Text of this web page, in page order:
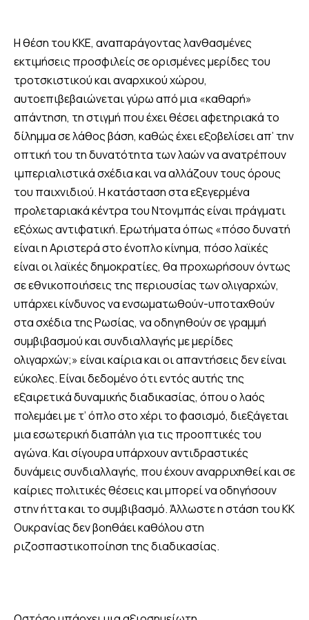
Η θέση του ΚΚΕ, αναπαράγοντας λανθασμένες
εκτιμήσεις προσφιλείς σε ορισμένες μερίδες του
τροτσκιστικού και αναρχικού χώρου,
αυτοεπιβεβαιώνεται γύρω από μια «καθαρή»
απάντηση, τη στιγμή που έχει θέσει αφετηριακά το
δίλημμα σε λάθος βάση, καθώς έχει εξοβελίσει απ’ την
οπτική του τη δυνατότητα των λαών να ανατρέπουν
ιμπεριαλιστικά σχέδια και να αλλάζουν τους όρους
του παιχνιδιού. Η κατάσταση στα εξεγερμένα
προλεταριακά κέντρα του Ντονμπάς είναι πράγματι
εξόχως αντιφατική. Ερωτήματα όπως «πόσο δυνατή
είναι η Αριστερά στο ένοπλο κίνημα, πόσο λαϊκές
είναι οι λαϊκές δημοκρατίες, θα προχωρήσουν όντως
σε εθνικοποιήσεις της περιουσίας των ολιγαρχών,
υπάρχει κίνδυνος να ενσωματωθούν-υποταχθούν
στα σχέδια της Ρωσίας, να οδηγηθούν σε γραμμή
συμβιβασμού και συνδιαλλαγής με μερίδες
ολιγαρχών;» είναι καίρια και οι απαντήσεις δεν είναι
εύκολες. Είναι δεδομένο ότι εντός αυτής της
εξαιρετικά δυναμικής διαδικασίας, όπου ο λαός
πολεμάει με τ’ όπλο στο χέρι το φασισμό, διεξάγεται
μια εσωτερική διαπάλη για τις προοπτικές του
αγώνα. Και σίγουρα υπάρχουν αντιδραστικές
δυνάμεις συνδιαλλαγής, που έχουν αναρριχηθεί και σε
καίριες πολιτικές θέσεις και μπορεί να οδηγήσουν
στην ήττα και το συμβιβασμό. Άλλωστε η στάση του ΚΚ
Ουκρανίας δεν βοηθάει καθόλου στη
ριζοσπαστικοποίηση της διαδικασίας.